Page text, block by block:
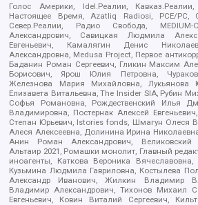
Голос Америки, Idel.Реалии,
Настоящее Время, Azatliq Radiosi, PCE/PC,
Север.Реалии, Радио Свобода, MEDIUM-
Александрович, Савицкая Людмила
Евгеньевич, Камалягин Денис
Александровна, Medusa Project, Первое
Баданин Роман Сергеевич, Гликин Максим
Борисович, Ярош Юлия Петровна,
Железнова Мария Михайловна, Лукьянова
Елизавета Витальевна, The Insider SIA, Рубин
Софья Романовна, Рождественский Илья
Владимировна, Постернак Алексей
Степан Юрьевич, Istories fonds, Шмагун Олеся
Алеся Алексеевна, Долинина Ирина
Анин Роман Александрович, Великовский
Альтаир 2021, Ромашки монолит, Главный
иноагенты, Каткова Вероника
Кузьмина Людмила Гавриловна, Костылева
Александр Иванович, Жилкин Владимир
Владимир Александрович, Тихонов Михаил
Евгеньевич, Ковин Виталий Сергеевич,